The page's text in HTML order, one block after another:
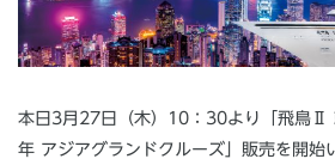
本日3月27日（木）10：30より「飛鳥Ⅱ
年 アジアグランドクルーズ」販売を開始